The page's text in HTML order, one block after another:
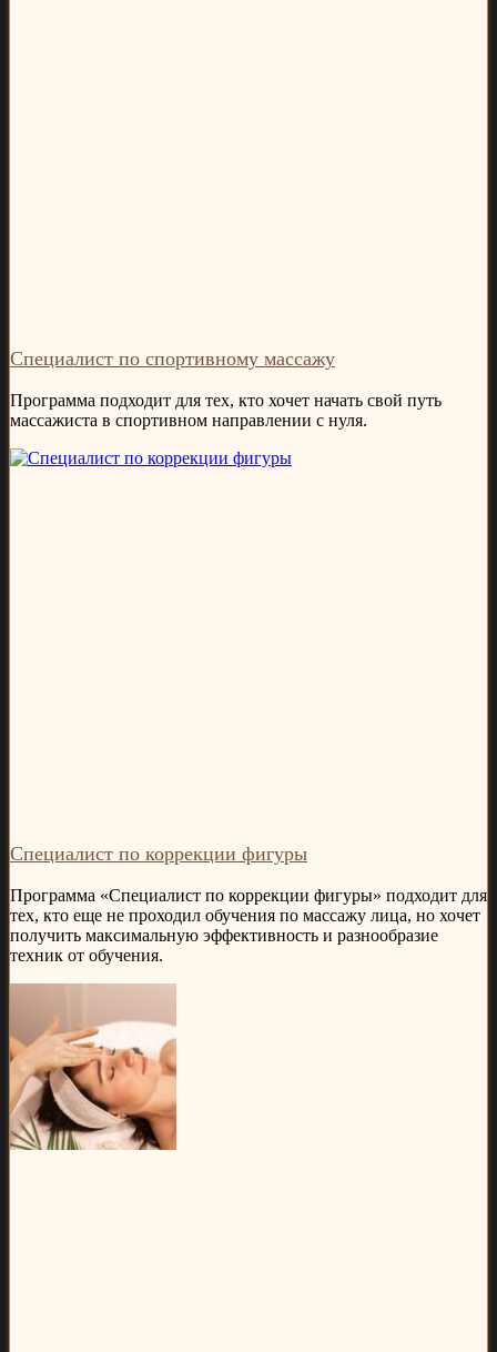
Специалист по спортивному массажу
Программа подходит для тех, кто хочет начать свой путь
массажиста в спортивном направлении с нуля.
Специалист по коррекции фигуры
Программа «Специалист по коррекции фигуры» подходит для
тех, кто еще не проходил обучения по массажу лица, но хочет
получить максимальную эффективность и разнообразие
техник от обучения.